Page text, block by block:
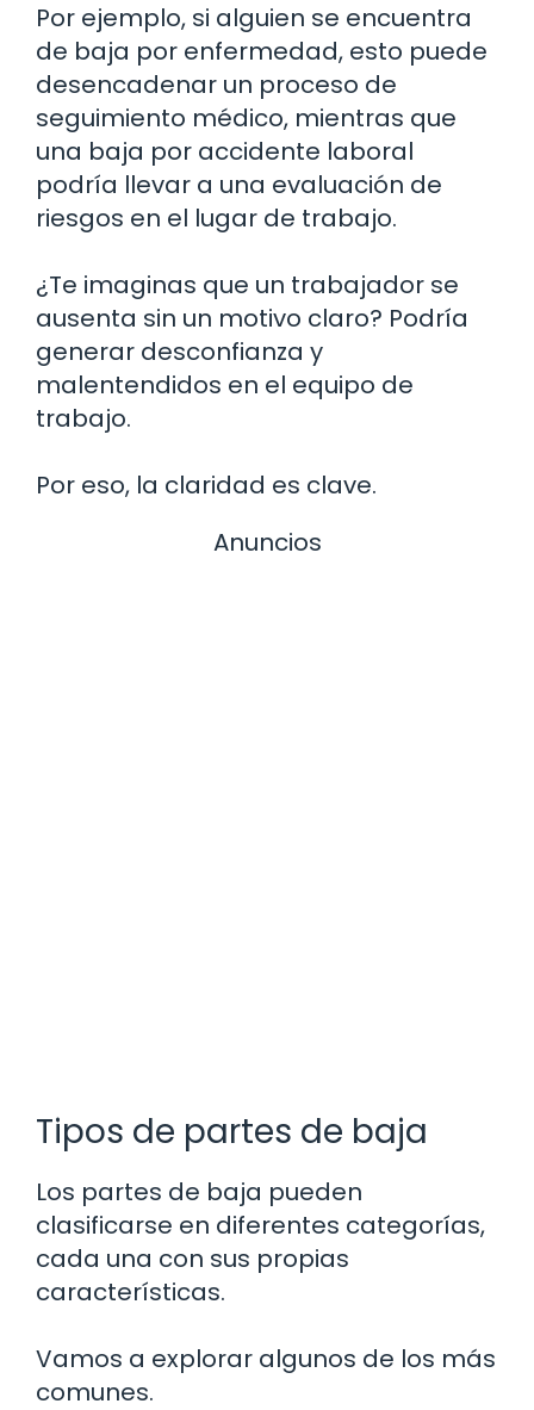
Por ejemplo, si alguien se encuentra
de baja por enfermedad, esto puede
desencadenar un proceso de
seguimiento médico, mientras que
una baja por accidente laboral
podría llevar a una evaluación de
riesgos en el lugar de trabajo.
¿Te imaginas que un trabajador se
ausenta sin un motivo claro? Podría
generar desconfianza y
malentendidos en el equipo de
trabajo.
Por eso, la claridad es clave.
Anuncios
Tipos de partes de baja
Los partes de baja pueden
clasificarse en diferentes categorías,
cada una con sus propias
características.
Vamos a explorar algunos de los más
comunes.